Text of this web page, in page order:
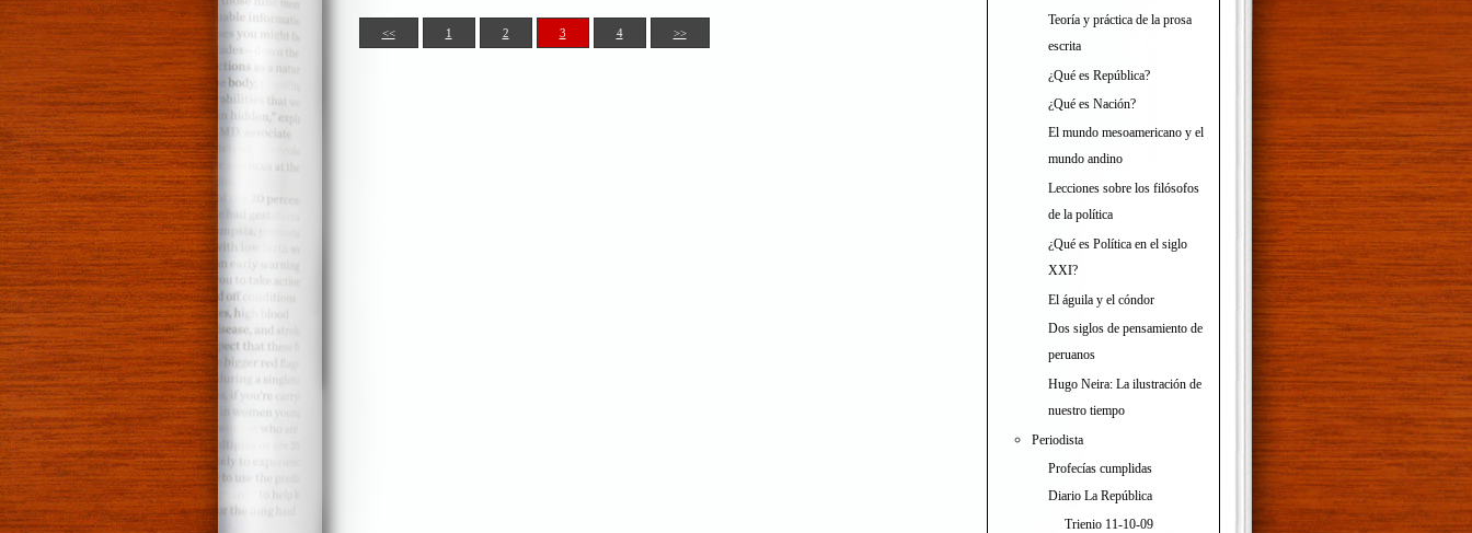
<< 1 2 3 4 >>
Teoría y práctica de la prosa
escrita
¿Qué es República?
¿Qué es Nación?
El mundo mesoamericano y el
mundo andino
Lecciones sobre los filósofos
de la política
¿Qué es Política en el siglo
XXI?
El águila y el cóndor
Dos siglos de pensamiento de
peruanos
Hugo Neira: La ilustración de
nuestro tiempo
Periodista
Profecías cumplidas
Diario La República
Trienio 11-10-09